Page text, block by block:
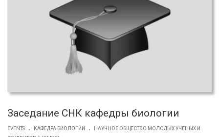
Заседание СНК кафедры биологии
EVENTS . КАФЕДРА БИОЛОГИИ .
НАУЧНОЕ ОБЩЕСТВО МОЛОДЫХ УЧЕНЫХ И